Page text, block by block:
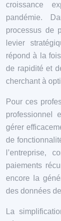
croissance
pandémie.
processus de
levier
répond à la
de rapidité et
cherchant à
Pour ces
professionnel
gérer
de
l’entreprise,
paiements
encore la
des données
La